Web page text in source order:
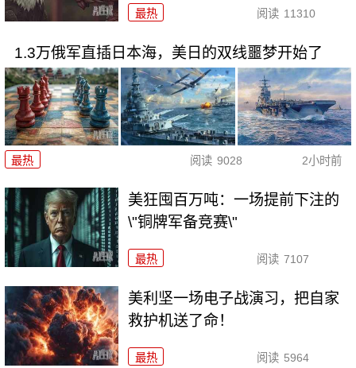
最热 阅读 11310
1.3万俄军直插日本海，美日的双线噩梦开始了
最热 阅读 9028 2小时前
美狂囤百万吨：一场提前下注的
\"铜牌军备竞赛\"
最热 阅读 7107
美利坚一场电子战演习，把自家
救护机送了命！
最热 阅读 5964